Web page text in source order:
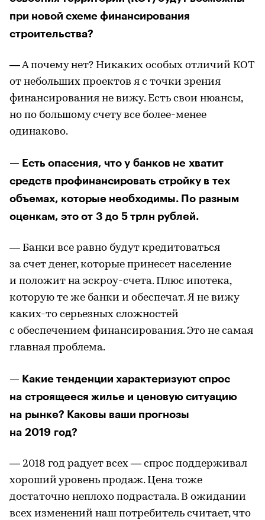
при новой схеме финансирования
строительства?
— А почему нет? Никаких особых отличий КОТ
от небольших проектов я с точки зрения
финансирования не вижу. Есть свои нюансы,
но по большому счету все более-менее
одинаково.
— Есть опасения, что у банков не хватит
средств профинансировать стройку в тех
объемах, которые необходимы. По разным
оценкам, это от 3 до 5 трлн рублей.
— Банки все равно будут кредитоваться
за счет денег, которые принесет население
и положит на эскроу-счета. Плюс ипотека,
которую те же банки и обеспечат. Я не вижу
каких-то серьезных сложностей
с обеспечением финансирования. Это не самая
главная проблема.
— Какие тенденции характеризуют спрос
на строящееся жилье и ценовую ситуацию
на рынке? Каковы ваши прогнозы
на 2019 год?
— 2018 год радует всех — спрос поддерживал
хороший уровень продаж. Цена тоже
достаточно неплохо подрастала. В ожидании
всех изменений наш потребитель считает, что